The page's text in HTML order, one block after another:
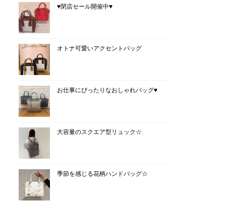
♥閉店セール開催中♥
オトナ可愛いアクセントバッグ
お仕事にぴったりなおしゃれバッグ♥
大容量のスクエア型リュック☆
季節を感じる花柄ハンドバッグ☆